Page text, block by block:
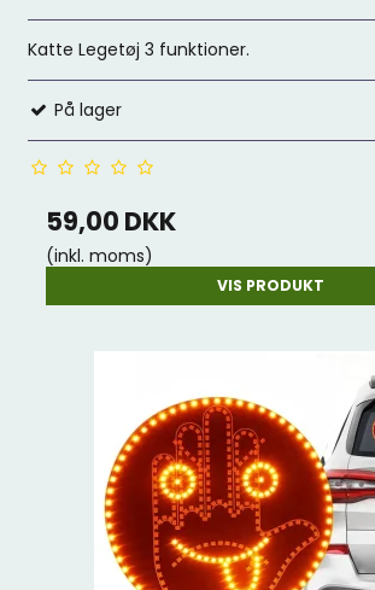
Katte Legetøj 3 funktioner.
På lager
59,00 DKK
(inkl. moms)
VIS PRODUKT